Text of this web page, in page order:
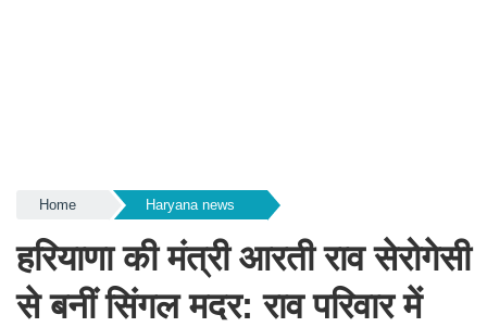
Home Haryana news
हरियाणा की मंत्री आरती राव सेरोगेसी
से बनीं सिंगल मदर: राव परिवार में